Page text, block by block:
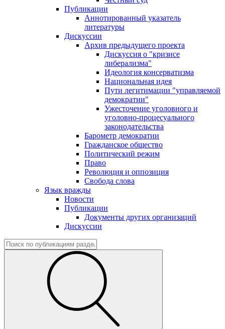
Публикации
Аннотированный указатель
литературы
Дискуссии
Архив предыдущего проекта
Дискуссия о "кризисе
либерализма"
Идеология консерватизма
Национальная идея
Пути легитимации "управляемой
демократии"
Ужесточение уголовного и
уголовно-процесуального
законодательства
Барометр демократии
Гражданское общество
Политический режим
Право
Революция и оппозиция
Свобода слова
Язык вражды
Новости
Публикации
Документы других организаций
Дискуссии